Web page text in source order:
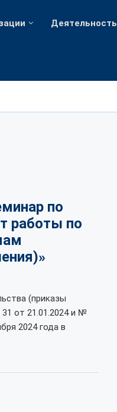
Деятельность
по
работы по
(приказы
от 21.01.2024 и №
2024 года в